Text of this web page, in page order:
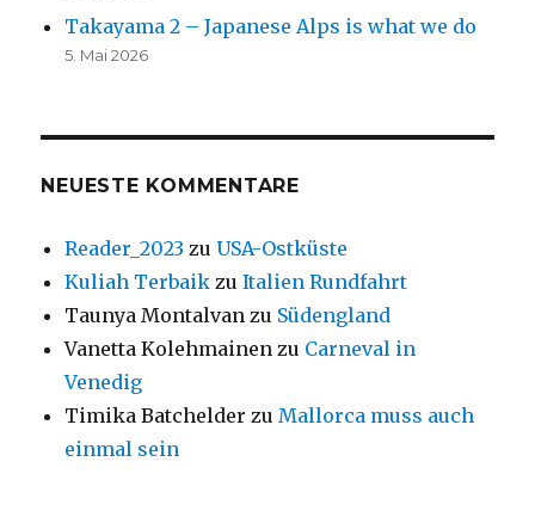
Takayama 2 – Japanese Alps is what we do
5. Mai 2026
NEUESTE KOMMENTARE
Reader_2023 zuUSA-Ostküste
Kuliah Terbaik zuItalien Rundfahrt
Taunya Montalvan zu Südengland
Vanetta Kolehmainen zu Carneval in
Venedig
Timika Batchelder zuMallorca muss auch
einmal sein